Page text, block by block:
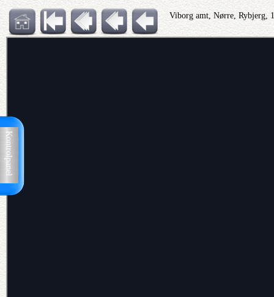
Kontrolpanel
Viborg amt, Nørre, Rybjerg,